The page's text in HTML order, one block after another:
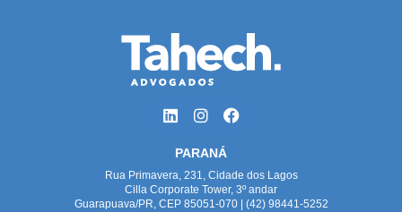
PARANÁ
Rua Primavera, 231, Cidade dos Lagos
Cilla Corporate Tower, 3º andar
Guarapuava/PR, CEP 85051-070 | (42) 98441-5252